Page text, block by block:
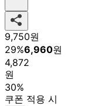
9,750원
29%6,960원
4,872
원
30%
쿠폰 적용 시